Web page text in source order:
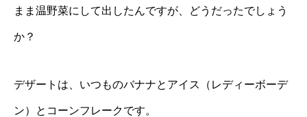
まま温野菜にして出したんですが、どうだったでしょう
か？
デザートは、いつものバナナとアイス（レディーボーデ
ン）とコーンフレークです。